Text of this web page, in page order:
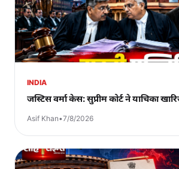
INDIA
जस्टिस वर्मा केस: सुप्रीम कोर्ट ने याचिका
Asif Khan•7/8/2026